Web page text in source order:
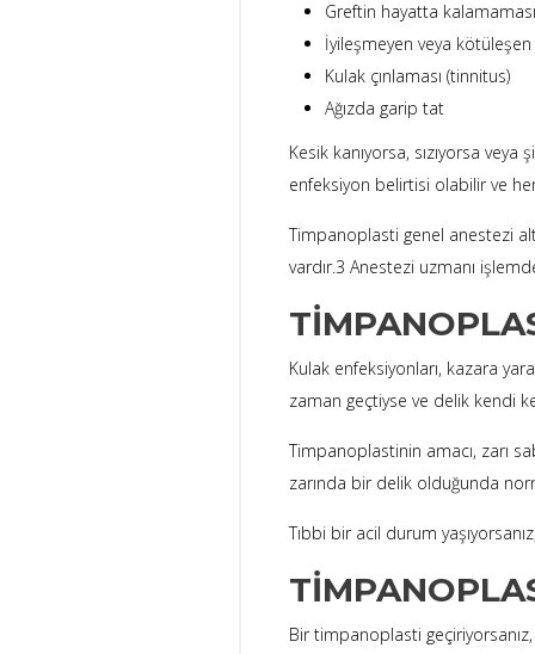
Greftin hayatta kalamaması
İyileşmeyen veya
Kulak çınlaması (tinnitus)
Ağızda garip tat
Kesik kanıyorsa, sızıyorsa
enfeksiyon belirtisi olabilir ve
Timpanoplasti genel anestezi
vardır.3 Anestezi uzmanı
Kulak enfeksiyonları, kazara
zaman geçtiyse ve delik kendi
Timpanoplastinin amacı, zarı
zarında bir delik olduğunda
Tıbbi bir acil durum
Bir timpanoplasti